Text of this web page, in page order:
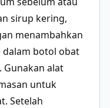
sirup kering,
menambahkan
dalam botol obat
alat
untuk
Setelah